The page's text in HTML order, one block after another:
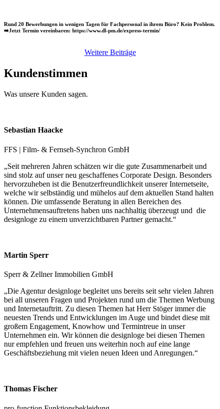
Rund 20 Bewerbungen in wenigen Tagen für Fachpersonal in ihrem Büro? Kein Problem.
➡️Jetzt Termin vereinbaren: https://www.dl-pm.de/express-termin/
Weitere Beiträge
Kundenstimmen
Was unsere Kunden sagen.
Sebastian Haacke
FFS | Film- & Fernseh-Synchron GmbH
„Seit mehreren Jahren schätzen wir die gute Zusammenarbeit und
sind stolz auf unser neu geschaffenes Corporate Design. Besonders
hervorzuheben ist die Benutzerfreundlichkeit unserer Internetseite,
welche wir selbständig und mühelos auf dem aktuellen Stand halten
können. Die umfassende Beratung in allen Bereichen des
Unternehmensauftretens haben uns nachhaltig überzeugt und die
designloge zu einem unverzichtbaren Partner gemacht.“
Martin Sperr
Sperr & Zellner Immobilien GmbH
„Die Agentur designloge begleitet uns bereits seit sehr vielen Jahren
bei all unseren Fragen und Projekten rund um die Themen Werbung
und Internetauftritt. Zu diesen Themen hat Herr Stöger immer die
neuesten Trends und Entwicklungen im Auge und bindet diese mit
großem Engagement, Knowhow und Termintreue in unser
Unternehmen ein. Wir können die designloge bei diesen Themen
nur empfehlen und freuen uns weiterhin noch auf eine lange
Geschäftsbeziehung mit vielen neuen Ideen und Anregungen.“
Thomas Fischer